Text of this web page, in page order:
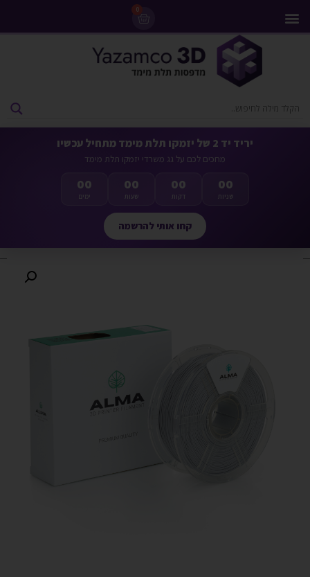
0
יריד יד 2 של יזמקו תלת מימד מתחיל עכשיו
מחכים לכם על גג משרדי יזמקו תלת מימד
00
ימים
00
שעות
00
דקות
00
שניות
קחו אותי להרשמה